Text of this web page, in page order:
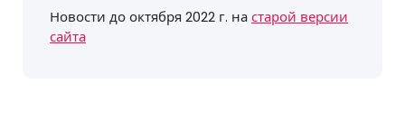
Новости до октября 2022 г. настарой версии
сайта